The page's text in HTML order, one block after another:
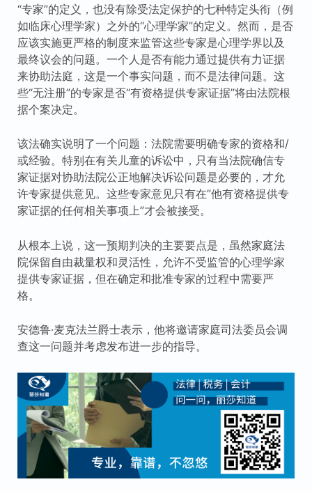
“专家”的定义，也没有除受法定保护的七种特定头衔（例
如临床心理学家）之外的“心理学家”的定义。然而，是否
应该实施更严格的制度来监管这些专家是心理学界以及
最终议会的问题。一个人是否有能力通过提供有力证据
来协助法庭，这是一个事实问题，而不是法律问题。这
些“无注册”的专家是否“有资格提供专家证据”将由法院根
据个案决定。
该法确实说明了一个问题：法院需要明确专家的资格和/
或经验。特别在有关儿童的诉讼中，只有当法院确信专
家证据对协助法院公正地解决诉讼问题是必要的，才允
许专家提供意见。这些专家意见只有在”他有资格提供专
家证据的任何相关事项上”才会被接受。
从根本上说，这一预期判决的主要要点是，虽然家庭法
院保留自由裁量权和灵活性，允许不受监管的心理学家
提供专家证据，但在确定和批准专家的过程中需要严
格。
安德鲁·麦克法兰爵士表示，他将邀请家庭司法委员会调
查这一问题并考虑发布进一步的指导。